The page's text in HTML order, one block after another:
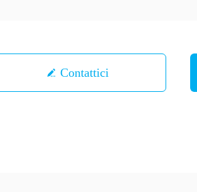
Contattici